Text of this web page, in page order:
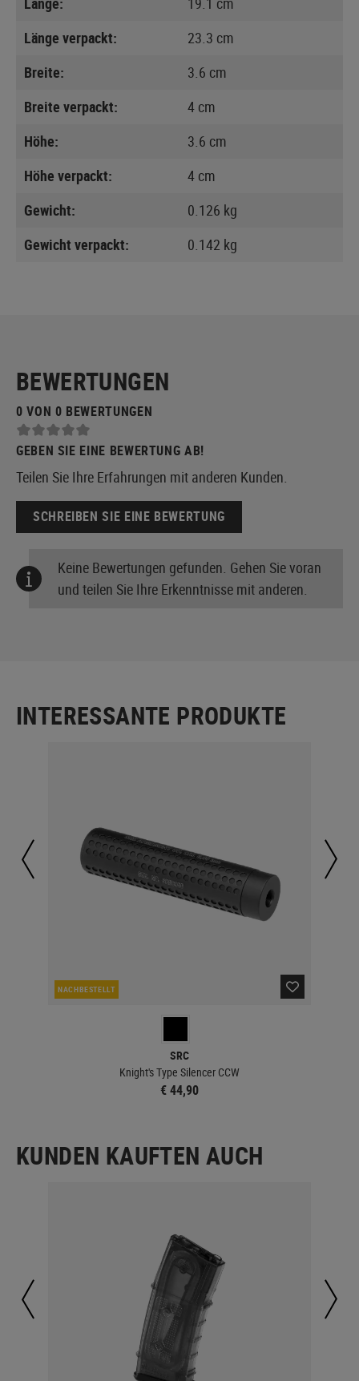
Länge verpackt:
23.3 cm
Breite:
3.6 cm
Breite verpackt:
4 cm
Höhe:
3.6 cm
Höhe verpackt:
4 cm
Gewicht:
0.126 kg
Gewicht verpackt:
0.142 kg
BEWERTUNGEN
0 VON 0 BEWERTUNGEN
GEBEN SIE EINE BEWERTUNG AB!
Teilen Sie Ihre Erfahrungen mit anderen Kunden.
SCHREIBEN SIE EINE BEWERTUNG
Keine Bewertungen gefunden. Gehen Sie voran
und teilen Sie Ihre Erkenntnisse mit anderen.
INTERESSANTE PRODUKTE
NACHBESTELLT
SRC
Knight's Type Silencer CCW
€ 44,90
KUNDEN KAUFTEN AUCH